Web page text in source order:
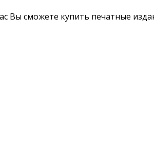
Вы сможете купить печатные